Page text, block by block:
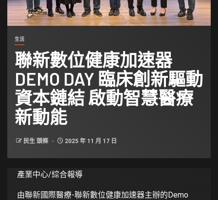
生活
聯新數位健康加速器
DEMO DAY 臨床創新驅動
資本鏈結 啟動智慧醫療
新動能
民生 頭條 2025 年 11 月 17 日
產業中心/綜合報導
由聯新國際醫療-聯新數位健康加速器主辦的Demo